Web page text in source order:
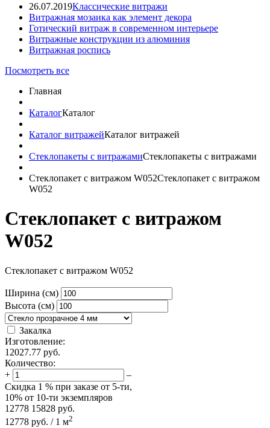
26.07.2019Классические витражи
Витражная мозаика как элемент декора
Готический витраж в современном интерьере
Витражные конструкции из алюминия
Витражная роспись
Посмотреть все
Главная
КаталогКаталог
Каталог витражейКаталог витражей
Стеклопакеты с витражамиСтеклопакеты с витражами
Стеклопакет с витражом W052Стеклопакет с витражом
W052
Стеклопакет с витражом
W052
Стеклопакет с витражом W052
Ширина (см)
Высота (см)
Закалка
Изготовление:
12027.77 руб.
Количество:
+
–
Скидка 1 % при заказе от 5-ти,
10% от 10-ти экземпляров
12778 15828 руб.
12778 руб. / 1 м2